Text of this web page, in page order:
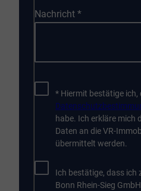
Nachricht*
* Hiermit bestätige ich,
habe. Ich erkläre mich
Daten an die VR-
übermittelt werden.
Ich bestätige, dass ich
Bonn Rhein-Sieg